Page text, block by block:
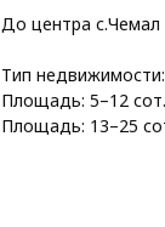
До центра с.Чемал
Тип
Площадь: 5–12 сот.
Площадь: 13–25